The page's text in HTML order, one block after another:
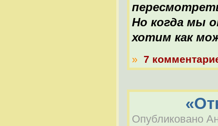
Но когда мы
хотим как
» 7
Опубликовано